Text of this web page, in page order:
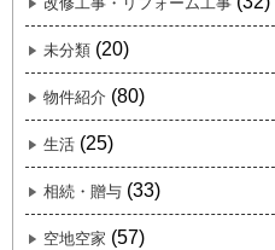
未分類 (20)
物件紹介 (80)
生活 (25)
相続・贈与 (33)
空地空家 (57)